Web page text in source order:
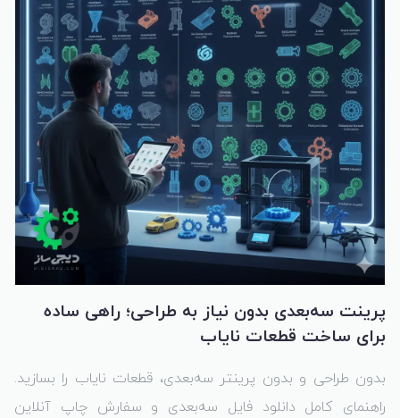
پرینت سه‌بعدی بدون نیاز به طراحی؛ راهی ساده
برای ساخت قطعات نایاب
بدون طراحی و بدون پرینتر سه‌بعدی، قطعات نایاب را بسازید.
راهنمای کامل دانلود فایل سه‌بعدی و سفارش چاپ آنلاین